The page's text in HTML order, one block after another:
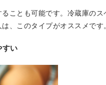
ことも可能です。冷蔵庫の
、このタイプがオススメです
すい